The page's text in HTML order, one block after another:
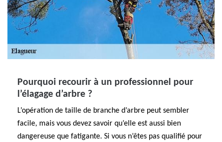
Pourquoi recourir à un professionnel pour
l’élagage d’arbre ?
L’opération de taille de branche d’arbre peut sembler
facile, mais vous devez savoir qu’elle est aussi bien
dangereuse que fatigante. Si vous n’êtes pas qualifié pour